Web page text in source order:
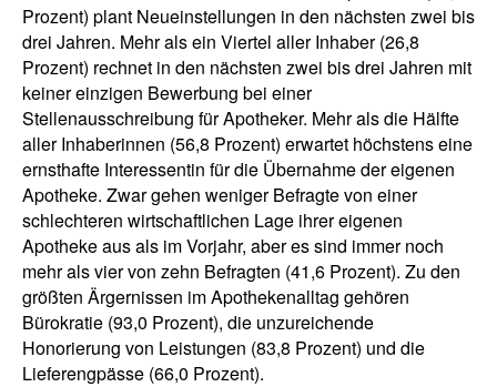
Prozent) plant Neueinstellungen in den nächsten zwei bis
drei Jahren. Mehr als ein Viertel aller Inhaber (26,8
Prozent) rechnet in den nächsten zwei bis drei Jahren mit
keiner einzigen Bewerbung bei einer
Stellenausschreibung für Apotheker. Mehr als die Hälfte
aller Inhaberinnen (56,8 Prozent) erwartet höchstens eine
ernsthafte Interessentin für die Übernahme der eigenen
Apotheke. Zwar gehen weniger Befragte von einer
schlechteren wirtschaftlichen Lage ihrer eigenen
Apotheke aus als im Vorjahr, aber es sind immer noch
mehr als vier von zehn Befragten (41,6 Prozent). Zu den
größten Ärgernissen im Apothekenalltag gehören
Bürokratie (93,0 Prozent), die unzureichende
Honorierung von Leistungen (83,8 Prozent) und die
Lieferengpässe (66,0 Prozent).